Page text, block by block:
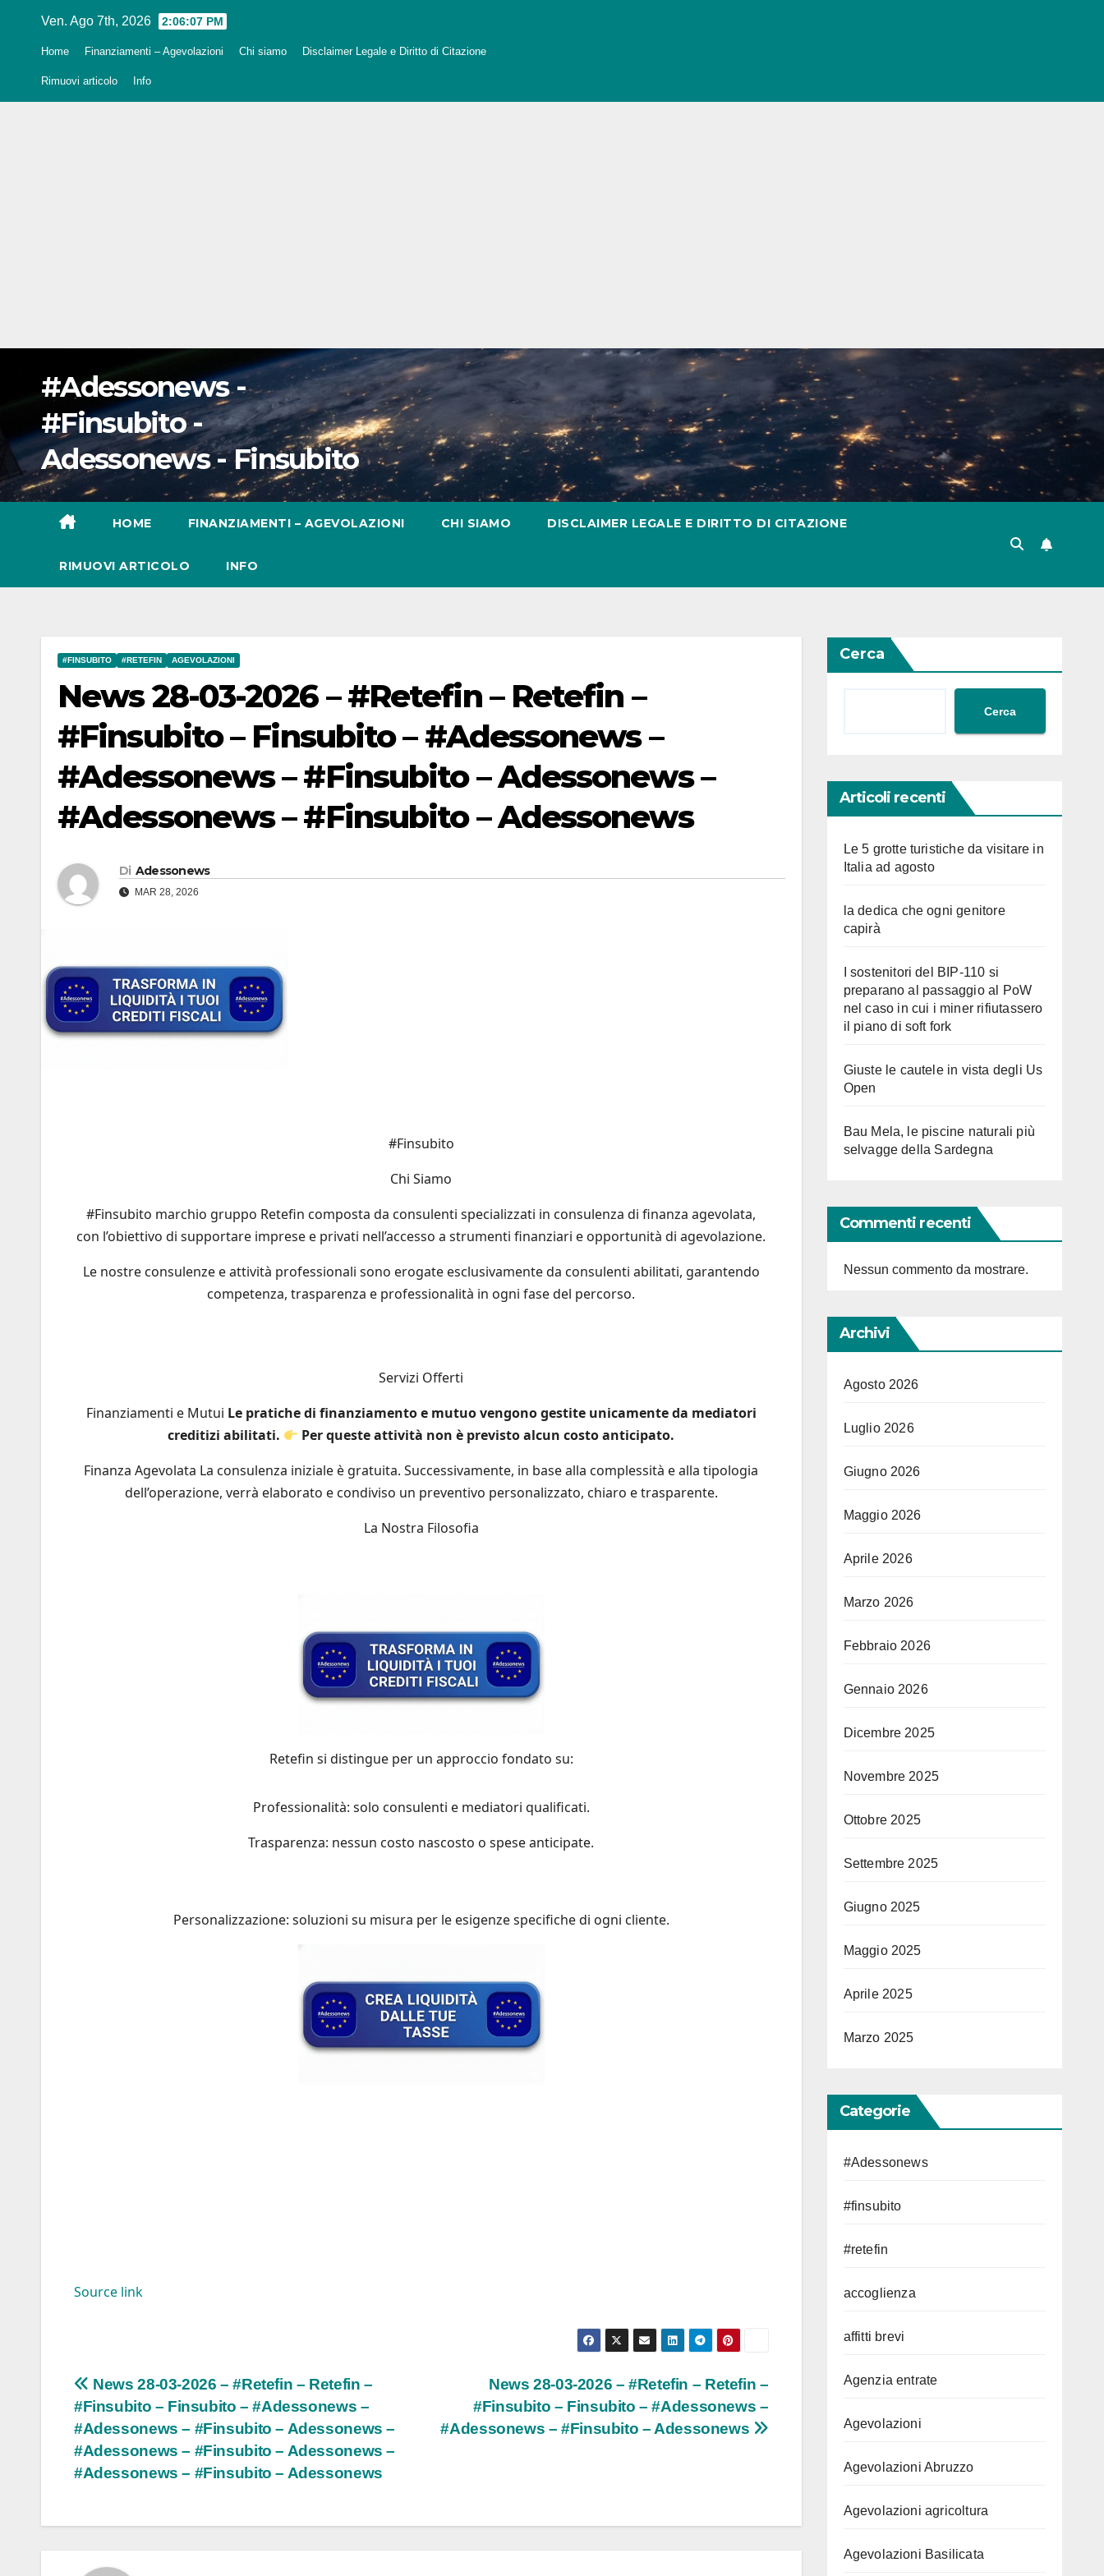
Ven. Ago 7th, 2026 2:06:08 PM
Home Finanziamenti – Agevolazioni Chi siamo Disclaimer Legale e Diritto di Citazione
Rimuovi articolo Info
#Adessonews -
#Finsubito -
Adessonews - Finsubito
HOME FINANZIAMENTI – AGEVOLAZIONI CHI SIAMO DISCLAIMER LEGALE E DIRITTO DI CITAZIONE
RIMUOVI ARTICOLO INFO
#FINSUBITO #RETEFIN AGEVOLAZIONI
News 28-03-2026 – #Retefin – Retefin –
#Finsubito – Finsubito – #Adessonews –
#Adessonews – #Finsubito – Adessonews –
#Adessonews – #Finsubito – Adessonews
Di Adessonews
MAR 28, 2026
#Finsubito
Chi Siamo
#Finsubito marchio gruppo Retefin composta da consulenti specializzati in consulenza di finanza agevolata,
con l’obiettivo di supportare imprese e privati nell’accesso a strumenti finanziari e opportunità di agevolazione.
Le nostre consulenze e attività professionali sono erogate esclusivamente da consulenti abilitati, garantendo
competenza, trasparenza e professionalità in ogni fase del percorso.
Servizi Offerti
Finanziamenti e Mutui Le pratiche di finanziamento e mutuo vengono gestite unicamente da mediatori
creditizi abilitati.
Per queste attività non è previsto alcun costo anticipato.
Finanza Agevolata La consulenza iniziale è gratuita. Successivamente, in base alla complessità e alla tipologia
dell’operazione, verrà elaborato e condiviso un preventivo personalizzato, chiaro e trasparente.
La Nostra Filosofia
Retefin si distingue per un approccio fondato su:
Professionalità: solo consulenti e mediatori qualificati.
Trasparenza: nessun costo nascosto o spese anticipate.
Personalizzazione: soluzioni su misura per le esigenze specifiche di ogni cliente.
Source link
Navigazione
articoli
News 28-03-2026 – #Retefin – Retefin –
#Finsubito – Finsubito – #Adessonews –
#Adessonews – #Finsubito – Adessonews
News 28-03-2026 – #Retefin – Retefin –
#Finsubito – Finsubito – #Adessonews –
#Adessonews – #Finsubito – Adessonews –
#Adessonews – #Finsubito – Adessonews –
#Adessonews – #Finsubito – Adessonews
Cerca
Cerca
Articoli recenti
Le 5 grotte turistiche da visitare in
Italia ad agosto
la dedica che ogni genitore
capirà
I sostenitori del BIP-110 si
preparano al passaggio al PoW
nel caso in cui i miner rifiutassero
il piano di soft fork
Giuste le cautele in vista degli Us
Open
Bau Mela, le piscine naturali più
selvagge della Sardegna
Commenti recenti
Nessun commento da mostrare.
Archivi
Agosto 2026
Luglio 2026
Giugno 2026
Maggio 2026
Aprile 2026
Marzo 2026
Febbraio 2026
Gennaio 2026
Dicembre 2025
Novembre 2025
Ottobre 2025
Settembre 2025
Giugno 2025
Maggio 2025
Aprile 2025
Marzo 2025
Categorie
#Adessonews
#finsubito
#retefin
accoglienza
affitti brevi
Agenzia entrate
Agevolazioni
Agevolazioni Abruzzo
Agevolazioni agricoltura
Agevolazioni Basilicata